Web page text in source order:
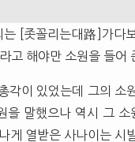
는 [좃꼴리는대路]가다
고 해야만 소원을 들어
각이 있었는데 그의
을 말했으나 역시 그
게 열받은 사나이는 시